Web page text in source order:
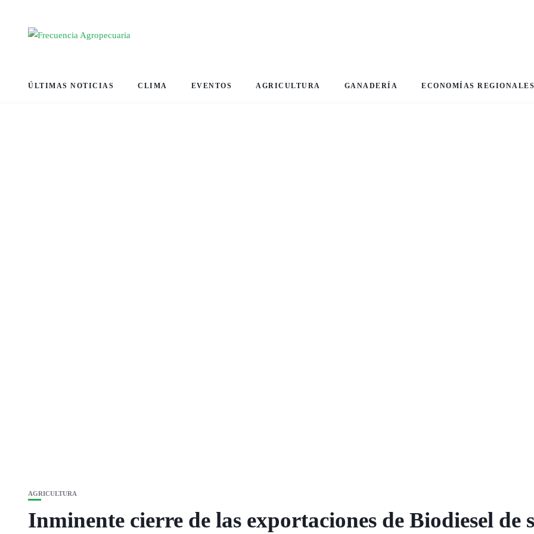
ÚLTIMAS NOTICIAS CLIMA EVENTOS AGRICULTURA GANADERÍA ECONOMÍAS REGIONALES
AGRICULTURA
Inminente cierre de las exportaciones de Biodiesel de